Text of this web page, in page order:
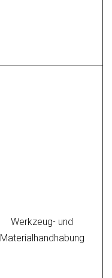
Werkzeug- und
Materialhandhabung